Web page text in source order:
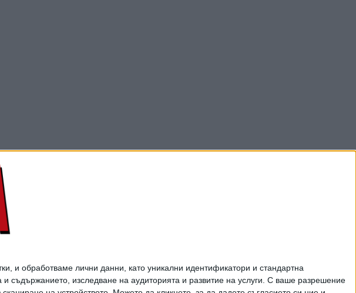
и обработваме лични данни, като уникални идентификатори и стандартна
изследване на аудиторията и развитие на услуги. С ваше разрешение